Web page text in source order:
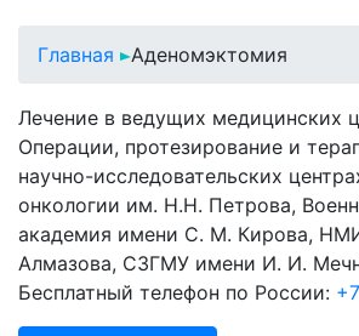
Главная Аденомэктомия
Лечение в ведущих медицинских
Операции, протезирование и
научно-исследовательских
онкологии им. Н.Н. Петрова,
академия имени С. М. Кирова,
Алмазова, СЗГМУ имени И. И.
Бесплатный телефон по России: